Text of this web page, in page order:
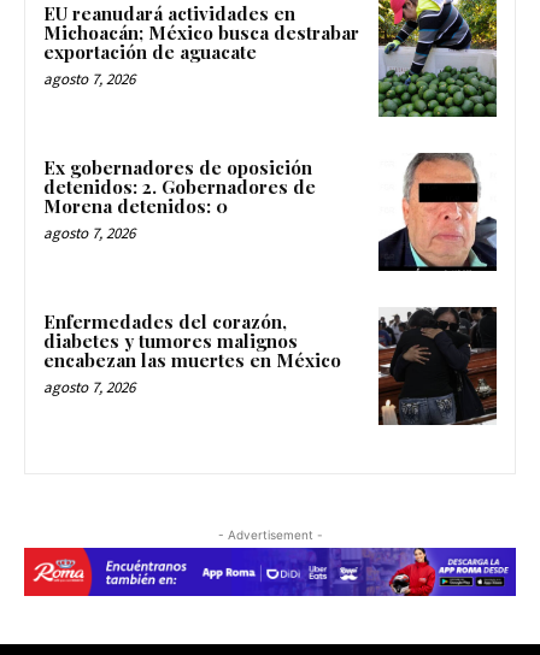
EU reanudará actividades en
Michoacán; México busca destrabar
exportación de aguacate
agosto 7, 2026
Ex gobernadores de oposición
detenidos: 2. Gobernadores de
Morena detenidos: 0
agosto 7, 2026
Enfermedades del corazón,
diabetes y tumores malignos
encabezan las muertes en México
agosto 7, 2026
- Advertisement -